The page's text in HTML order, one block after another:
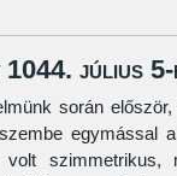
1044. július 5-
során
egymással
volt